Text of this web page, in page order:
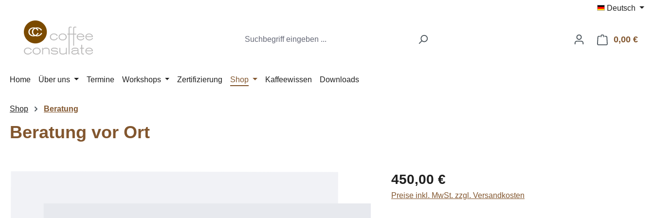
Deutsch
0,00 €
Home Über uns Termine Workshops Zertifizierung Shop Kaffeewissen Downloads
Shop Beratung
Beratung vor Ort
Regulärer Preis:
450,00 €
Preise inkl. MwSt. zzgl. Versandkosten